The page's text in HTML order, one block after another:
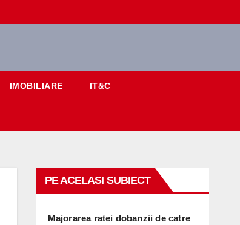
IMOBILIARE IT&C
PE ACELASI SUBIECT
Majorarea ratei dobanzii de catre